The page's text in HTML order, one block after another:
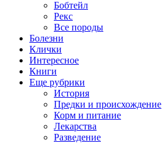
Бобтейл
Рекс
Все породы
Болезни
Клички
Интересное
Книги
Еще рубрики
История
Предки и происхождение
Корм и питание
Лекарства
Разведение